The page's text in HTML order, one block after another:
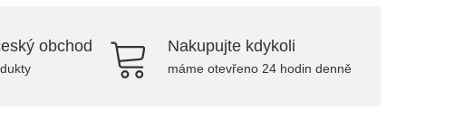
obchod Nakupujte kdykoli
máme otevřeno 24 hodin denně